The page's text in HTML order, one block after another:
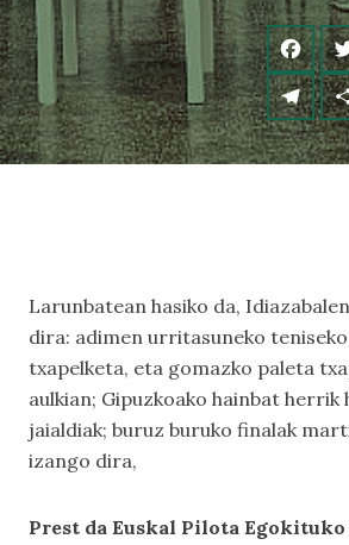
Larunbatean hasiko da,
dira: adimen urritasuneko
txapelketa, eta gomazko paleta
aulkian; Gipuzkoako hainbat
jaialdiak; buruz buruko finalak
izango dira,
Prest da Euskal Pilota